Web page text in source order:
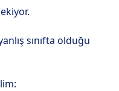
sınıfta olduğu